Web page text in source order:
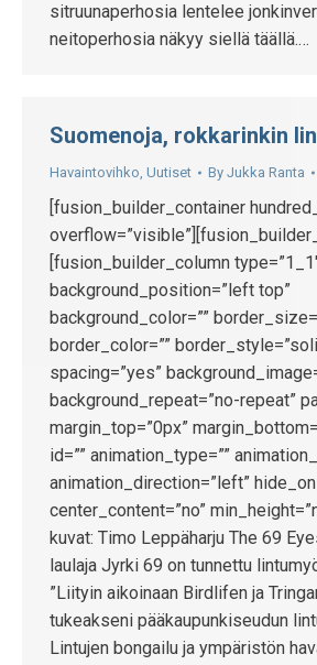
sitruunaperhosia lentelee
neitoperhosia näkyy siellä täällä.…
Suomenoja, rokkarinkin
Havaintovihko, Uutiset By Jukka Ranta
[fusion_builder_container
[fusion_builder_column
background_position=”left top”
background_color=””
border_color=””
spacing=”yes”
background_repeat=”no-repeat”
margin_top=”0px”
id=”” animation_type=””
animation_direction=”left”
center_content=”no”
kuvat: Timo Leppäharju The 69
laulaja Jyrki 69 on tunnettu
”Liityin aikoinaan Birdlifen ja
tukeakseni pääkaupunkiseudun
Lintujen bongailu ja ympäristön